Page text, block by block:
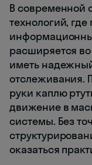
В современной
технологий,
расширяется
иметь
отслеживания.
руки каплю
движение в
системы. Без
оказаться